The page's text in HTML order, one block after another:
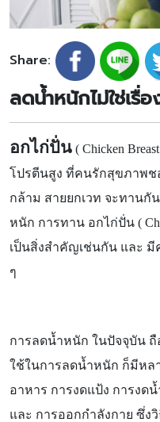
Share:
ลดน้ำหนักไม่ใช่เรื่
อกไก่ปั่น ( Chicken
โปรตีนสูง ที่คนรักสุขภาพช
กล้าม สายยกเวท จะทานกั
หนัก การทาน อกไก่ปั่น (
เป็นสิ่งสำคัญเช่นกัน และ
ๆ
การลดน้ำหนัก ในปัจจุบัน ถื
ใช้ในการลดน้ำหนัก ก็มีหล
อาหาร การงดแป้ง การงด
และ การออกกำลังกาย ซึ่ง